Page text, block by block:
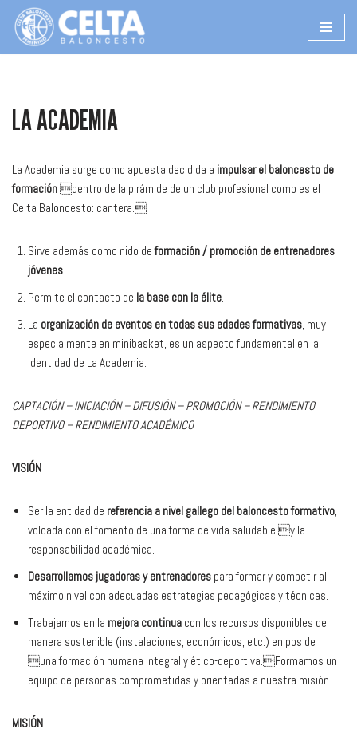
Saltar
LA ACADEMIA
La Academia surge como apuesta decidida a impulsar el baloncesto de
formacióndentro de la pirámide de un club profesional como es el
Celta Baloncesto: cantera.
Sirve además como nido deformación / promoción de entrenadores
jóvenes.
Permite el contacto de la base con la élite.
La organización de eventos en todas sus edades formativas, muy
especialmente en minibasket, es un aspecto fundamental en la
identidad de La Academia.
CAPTACIÓN – INICIACIÓN – DIFUSIÓN – PROMOCIÓN – RENDIMIENTO
DEPORTIVO – RENDIMIENTO ACADÉMICO
VISIÓN
Ser la entidad de referencia a nivel gallego del baloncesto formativo,
volcada con el fomento de una forma de vida saludable y la
responsabilidad académica.
Desarrollamos jugadoras y entrenadores para formar y competir al
máximo nivel con adecuadas estrategias pedagógicas y técnicas.
Trabajamos en la mejora continua con los recursos disponibles de
manera sostenible (instalaciones, económicos, etc.) en pos de
una formación humana integral y ético-deportiva.Formamos un
equipo de personas comprometidas y orientadas a nuestra misión.
MISIÓN